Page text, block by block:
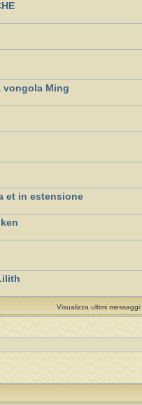
vongola Ming
et in estensione
Visualizza ultimi messaggi: